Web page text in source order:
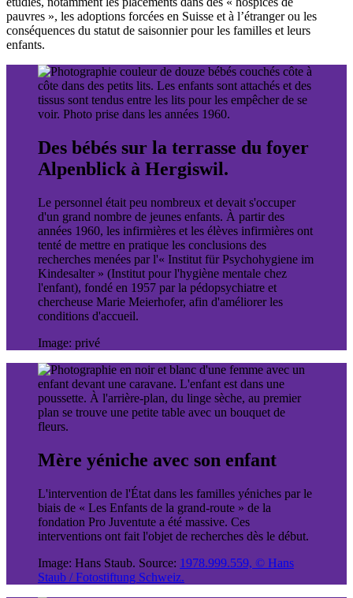
pauvres », les adoptions forcées en Suisse et à l’étranger ou les
conséquences du statut de saisonnier pour les familles et leurs
enfants.
Des bébés sur la terrasse du foyer
Alpenblick à Hergiswil.
Le personnel était peu nombreux et devait s'occuper
d'un grand nombre de jeunes enfants. À partir des
années 1960, les infirmières et les élèves infirmières ont
tenté de mettre en pratique les conclusions des
recherches menées par l'« Institut für Psychohygiene im
Kindesalter » (Institut pour l'hygiène mentale chez
l'enfant), fondé en 1957 par la pédopsychiatre et
chercheuse Marie Meierhofer, afin d'améliorer les
conditions d'accueil.
Image: privé
Mère yéniche avec son enfant
L'intervention de l'État dans les familles yéniches par le
biais de « Les Enfants de la grand-route » de la
fondation Pro Juventute a été massive. Ces
interventions ont fait l'objet de recherches dès le début.
Image: Hans Staub. Source: 1978.999.559, © Hans
Staub / Fotostiftung Schweiz.